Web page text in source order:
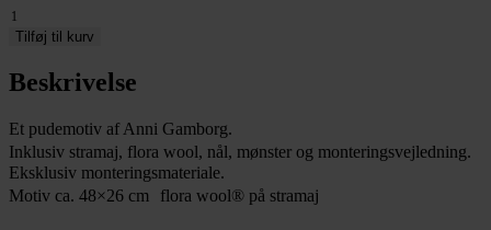
Liggehøne
antal
Tilføj til kurv
Beskrivelse
Et pudemotiv af Anni Gamborg.
Inklusiv stramaj, flora wool, nål, mønster og monteringsvejledning.
Eksklusiv monteringsmateriale.
Motiv ca. 48×26 cm flora wool® på stramaj